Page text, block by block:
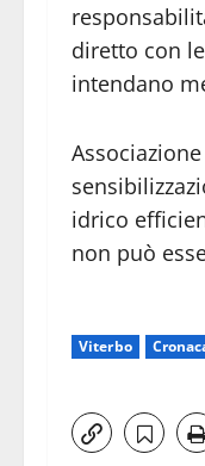
diretto con
intendano
idrico
non può
Viterbo